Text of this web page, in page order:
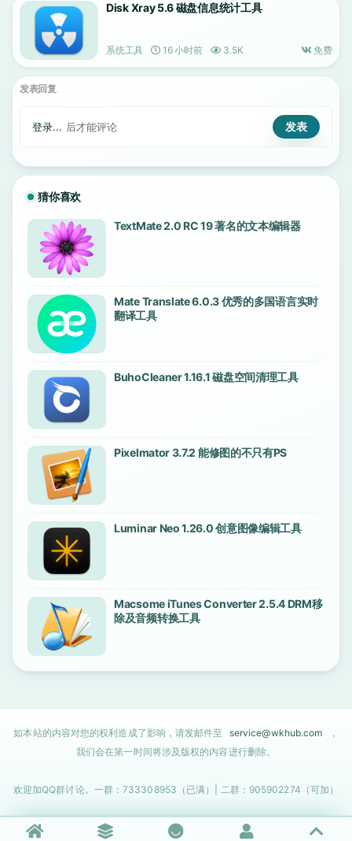
Disk Xray 5.6 磁盘信息统计工具
系统工具 16 小时前 3.5K 免费
发表回复
登录... 后才能评论
猜你喜欢
TextMate 2.0 RC 19 著名的文本编辑器
Mate Translate 6.0.3 优秀的多国语言实时
翻译工具
BuhoCleaner 1.16.1 磁盘空间清理工具
Pixelmator 3.7.2 能修图的不只有PS
Luminar Neo 1.26.0 创意图像编辑工具
Macsome iTunes Converter 2.5.4 DRM移
除及音频转换工具
如本站的内容对您的权利造成了影响，请发邮件至 service@wkhub.com
，
我们会在第一时间将涉及版权的内容进行删除。
欢迎加QQ群讨论。一群：733308953（已满）| 二群：905902274（可加）